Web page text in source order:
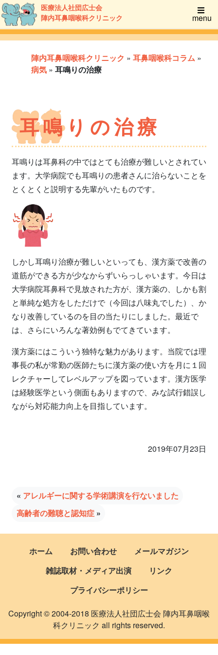
医療法人社団広士会
陣内耳鼻咽喉科クリニック
menu
陣内耳鼻咽喉科クリニック » 耳鼻咽喉科コラム »
病気 » 耳鳴りの治療
耳鳴りの治療
耳鳴りは耳鼻科の中ではとても治療が難しいとされてい
ます。大学病院でも耳鳴りの患者さんに治らないことを
とくとくと説明する先輩がいたものです。
しかし耳鳴り治療が難しいといっても、漢方薬で改善の
道筋ができる方が少なからずいらっしゃいます。今日は
大学病院耳鼻科で見放された方が、漢方薬の、しかも割
と単純な処方をしただけで（今回は八味丸でした）、か
なり改善しているのを目の当たりにしました。最近で
は、さらにいろんな著効例もでてきています。
漢方薬にはこういう独特な魅力があります。当院では理
事長の私が常勤の医師たちに漢方薬の使い方を月に１回
レクチャーしてレベルアップを図っています。漢方医学
は経験医学という側面もありますので、みな試行錯誤し
ながら対応能力向上を目指しています。
2019年07月23日
« アレルギーに関する学術講演を行ないました
高齢者の難聴と認知症»
ホーム お問い合わせ
メールマガジン
雑誌取材・メディア出演
リンク
プライバシーポリシー
Copyright © 2004-2018 医療法人社団広士会 陣内耳鼻咽喉
科クリニック all rights reserved.